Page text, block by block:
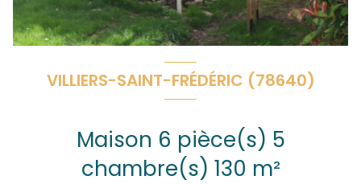
VILLIERS-SAINT-FRÉDÉRIC (78640)
Maison 6 pièce(s) 5
chambre(s) 130 m²